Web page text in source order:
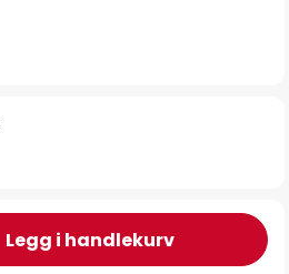
Legg i handlekurv